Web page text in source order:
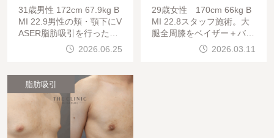
31歳男性 172cm 67.9kg B
MI 22.9男性の頬・顎下にV
ASER脂肪吸引を行った、
術後3か月の症例です。顎
す。「体
2026.06.25
29歳女性 170cm 66kg B
MI 22.8スタッフ施術。大
腿全周膝をベイザー＋バイ
ブロフィットで脂肪吸引し
2026.03.11
脂肪吸引